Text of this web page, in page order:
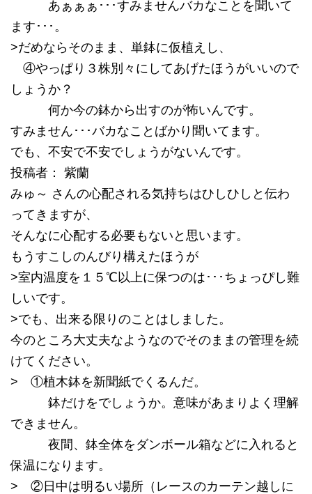
あぁぁぁ･･･すみませんバカなことを聞いて
ます･･･。
>だめならそのまま、単鉢に仮植えし、
④やっぱり３株別々にしてあげたほうがいいので
しょうか？
何か今の鉢から出すのが怖いんです。
すみません･･･バカなことばかり聞いてます。
でも、不安で不安でしょうがないんです。
投稿者： 紫蘭
みゅ～ さんの心配される気持ちはひしひしと伝わ
ってきますが、
そんなに心配する必要もないと思います。
もうすこしのんびり構えたほうが
>室内温度を１５℃以上に保つのは･･･ちょっぴし難
しいです。
>でも、出来る限りのことはしました。
今のところ大丈夫なようなのでそのままの管理を続
けてください。
> ①植木鉢を新聞紙でくるんだ。
鉢だけをでしょうか。意味があまりよく理解
できません。
夜間、鉢全体をダンボール箱などに入れると
保温になります。
> ②日中は明るい場所（レースのカーテン越しに